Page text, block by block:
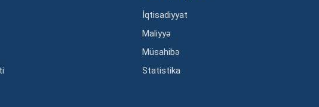
İqtisadiyyat
Maliyyə
Müsahibə
Statistika